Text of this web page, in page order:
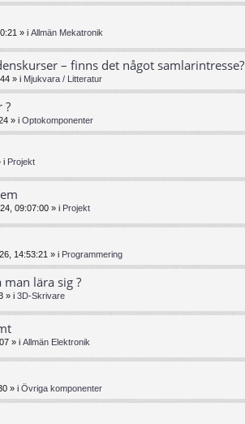
» i Allmän Mekatronik
– finns det något samlarintresse?
» i Mjukvara / Litteratur
?
» i Optokomponenter
i Projekt
09:07:00 » i Projekt
14:53:21 » i Programmering
lära sig ?
» i 3D-Skrivare
» i Allmän Elektronik
» i Övriga komponenter